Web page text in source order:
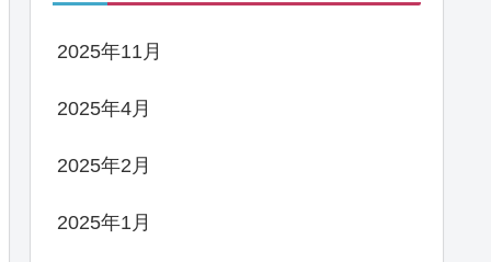
2025年11月
2025年4月
2025年2月
2025年1月